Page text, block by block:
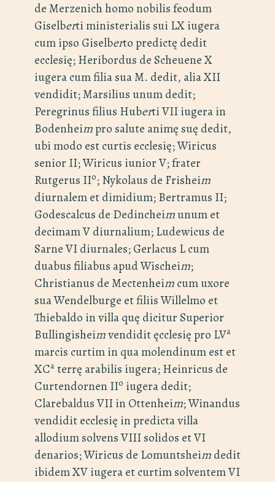
de Merzenich homo nobilis feodum
Giselberti ministerialis sui LX iugera
cum ipso Giselberto predictę dedit
ecclesię; Heribordus de Scheuene X
iugera cum filia sua M. dedit, alia XII
vendidit; Marsilius unum dedit;
Peregrinus filius Huberti VII iugera in
Bodenheimpro salute animę suę dedit,
ubi modo est curtis ecclesię; Wiricus
senior II; Wiricus iunior V; frater
Rutgerus IIo; Nykolaus de Frisheim
diurnalem et dimidium; Bertramus II;
Godescalcus de Dedincheimunum et
decimam V diurnalium; Ludewicus de
Sarne VI diurnales; Gerlacus L cum
duabus filiabus apud Wischeim;
Christianus de Mectenheimcum uxore
sua Wendelburge et filiis Willelmo et
Thiebaldo in villa quę dicitur Superior
Bullingisheimvendidit ęcclesię pro LVa
marcis curtim in qua molendinum est et
XCa terrę arabilis iugera; Heinricus de
Curtendornen IIo iugera dedit;
Clarebaldus VII in Ottenheim; Winandus
vendidit ecclesię in predicta villa
allodium solvens VIII solidos et VI
denarios; Wiricus de Lomuntsheimdedit
ibidem XV iugera et curtim solventem VI